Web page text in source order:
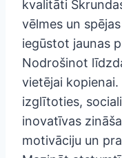
kvalitāti
vēlmes un
iegūstot jaunas
Nodrošinot
vietējai
izglītoties,
inovatīvas
motivāciju un